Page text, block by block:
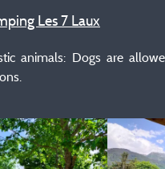
Les 7 Laux
animals: Dogs are